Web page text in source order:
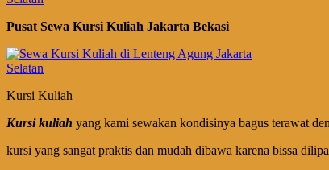
Pusat Sewa Kursi Kuliah Jakarta Bekasi
Kursi Kuliah
Kursi kuliah yang kami sewakan kondisinya bagus terawat
kursi yang sangat praktis dan mudah dibawa karena bissa